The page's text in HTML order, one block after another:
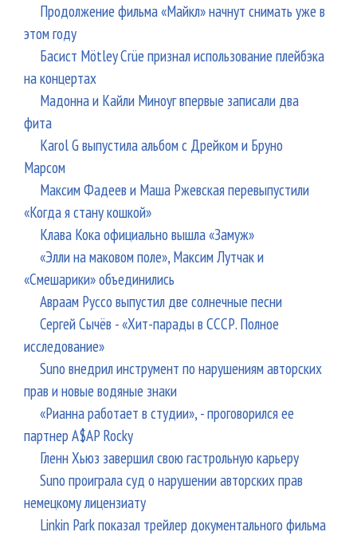
Продолжение фильма «Майкл» начнут снимать уже в
этом году
Басист Mötley Crüe признал использование плейбэка
на концертах
Мадонна и Кайли Миноуг впервые записали два
фита
Karol G выпустила альбом с Дрейком и Бруно
Марсом
Максим Фадеев и Маша Ржевская перевыпустили
«Когда я стану кошкой»
Клава Кока официально вышла «Замуж»
«Элли на маковом поле», Максим Лутчак и
«Смешарики» объединились
Авраам Руссо выпустил две солнечные песни
Сергей Сычёв - «Хит-парады в СССР. Полное
исследование»
Suno внедрил инструмент по нарушениям авторских
прав и новые водяные знаки
«Рианна работает в студии», - проговорился ее
партнер A$AP Rocky
Гленн Хьюз завершил свою гастрольную карьеру
Suno проиграла суд о нарушении авторских прав
немецкому лицензиату
Linkin Park показал трейлер документального фильма